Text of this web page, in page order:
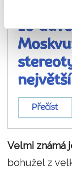
Čtení na
10
Přečíst
Velmi známá
bohužel z